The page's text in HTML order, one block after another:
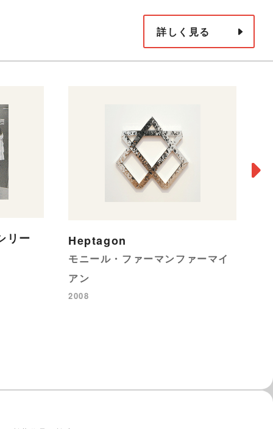
詳しく見る
リー Heptagon
モニール・ファーマンファーマイ
アン
2008